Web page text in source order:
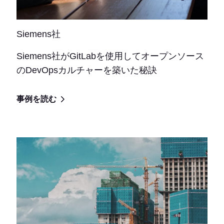
Siemens社
Siemens社がGitLabを使用してオープンソース
のDevOpsカルチャーを築いた秘訣
事例を読む